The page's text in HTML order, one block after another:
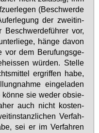
(Be­schwer­de
der zweit­in­
vor,
hän­ge da­von
vor dem Be­ru­fungs­ge­
wür­den. Stel­le
er­grif­fen ha­be,
ein­ge­la­den
kön­ne sie we­der ob­sie­
auch nicht kos­ten­
Ver­fah­
sei er im Ver­fah­ren